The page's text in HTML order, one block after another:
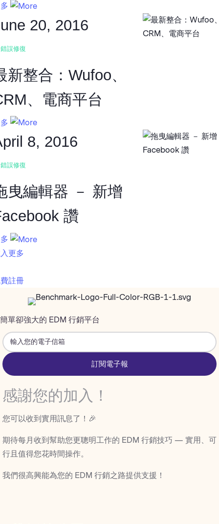
20, 2016
錯誤修復
新整合：Wufoo、
、電商平台
8, 2016
錯誤修復
曳編輯器 － 新增
讚
更多
註冊
簡單卻強大的 EDM 行銷平台
訂閱電子報
感謝您的加入！
您可以收到實用訊息了！🎉
期待每月收到幫助您更聰明工作的 EDM 行銷技巧 — 實用、可
行且值得您花時間操作。
我們很高興能為您的 EDM 行銷之路提供支援！